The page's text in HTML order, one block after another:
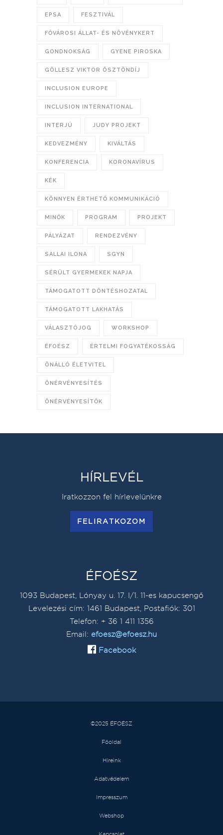
EPSA FESZTIVÁL
FŐVÁROSI ÁLLAT- ÉS NÖVÉNYKERT
GONDNOKSÁG GYENE PIROSKA
GÖLLESZ VIKTOR ÖSZTÖNDÍJ
INCLUSION EUROPE
INCLUSION INTERNATIONAL
INTERJÚ JUDY PROJEKT
KEDVEZMÉNY KIVÁLTÁS
KONFERENCIA KORONAVÍRUS
KÉK
KÖNNYEN ÉRTHETŐ KOMMUNIKÁCIÓ
MINŐK PROGRAM PROJEKT
PÁLYÁZAT RENDEZVÉNY
SALLAI ILONA SGYN
SÉRÜLT GYERMEKEK NAPJA
TÁMOGATOTT DÖNTÉSHOZATAL
TÁMOGATOTT LAKHATÁS
VÁLASZTÓJOG WORKSHOP
ÉFOÉSZ ÉRTELMI FOGYATÉKOSSÁG
ÖNÁLLÓ ÉLETVITEL
ÖNÉRVÉNYESÍTÉS
ÖNÉRVÉNYESÍTŐK
HÍRLEVÉL
Iratkozzon fel hírlevelünkre
FELIRATKOZOM
ÉFOÉSZ
1093 Budapest, Lónyay u. 17. I/1. 11-es kapucsengő
Levelezési cím: 1461 Budapest, Postafiók: 301
Telefon: + 36 1 411 1356
Email: efoesz@efoesz.hu
Facebook
©2025 ÉFOÉSZ
Főoldal
Híreink
Adatvédelem
Impresszum
Webshop